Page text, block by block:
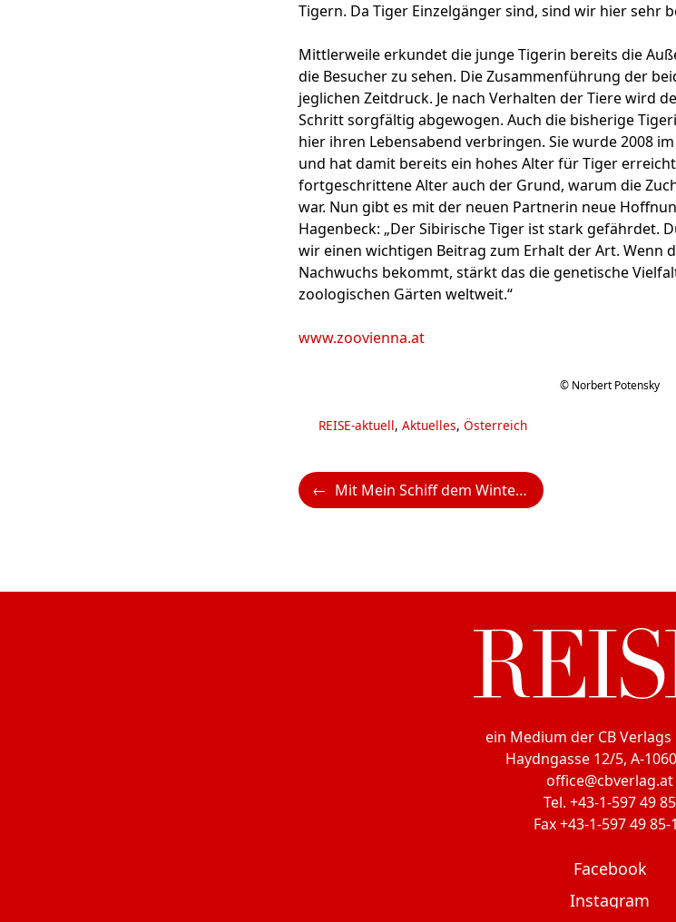
Tigern. Da Tiger Einzelgänger sind, sind wir hier sehr
Mittlerweile erkundet die junge Tigerin bereits die
die Besucher zu sehen. Die Zusammenführung der
jeglichen Zeitdruck. Je nach Verhalten der Tiere wird
Schritt sorgfältig abgewogen. Auch die bisherige
hier ihren Lebensabend verbringen. Sie wurde 2008
und hat damit bereits ein hohes Alter für Tiger
fortgeschrittene Alter auch der Grund, warum die
war. Nun gibt es mit der neuen Partnerin neue
Hagenbeck: „Der Sibirische Tiger ist stark gefährdet.
wir einen wichtigen Beitrag zum Erhalt der Art. Wenn
Nachwuchs bekommt, stärkt das die genetische
zoologischen Gärten weltweit.“
www.zoovienna.at
© Norbert Potensky
Kategorien
REISE-aktuell, Aktuelles, Österreich
Mit Mein Schiff dem Winter 2026/27 entgegenfiebern
ein Medium der CB Verlags
Haydngasse 12/5, A-
office@cbverlag.at
Tel. +43-1-597 49 85
Fax +43-1-597 49 85-
Facebook
Instagram